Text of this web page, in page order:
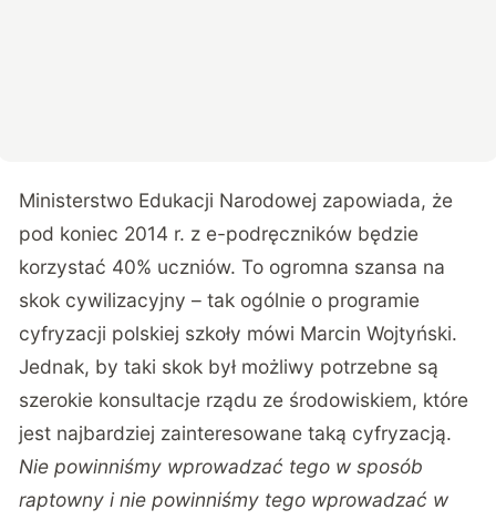
Ministerstwo Edukacji Narodowej zapowiada, że
pod koniec 2014 r. z e-podręczników będzie
korzystać 40% uczniów. To ogromna szansa na
skok cywilizacyjny – tak ogólnie o programie
cyfryzacji polskiej szkoły mówi Marcin Wojtyński.
Jednak, by taki skok był możliwy potrzebne są
szerokie konsultacje rządu ze środowiskiem, które
jest najbardziej zainteresowane taką cyfryzacją.
Nie powinniśmy wprowadzać tego w sposób
raptowny i nie powinniśmy tego wprowadzać w